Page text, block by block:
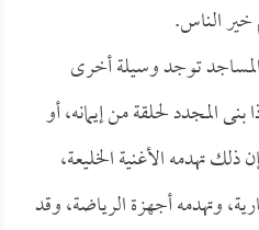
الناس.
توجد وسيلة أخرى
المجدد لحلقة من إيمانه، أو
تهدمه الأغنية الخليعة،
وتهدمه أجهزة الرياضة، وقد